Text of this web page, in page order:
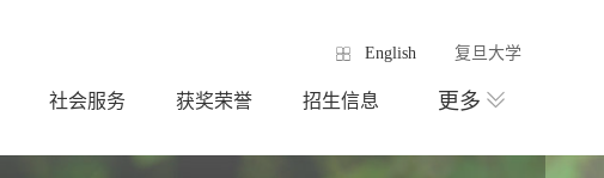
English 复旦大学
社会服务 获奖荣誉 招生信息 更多